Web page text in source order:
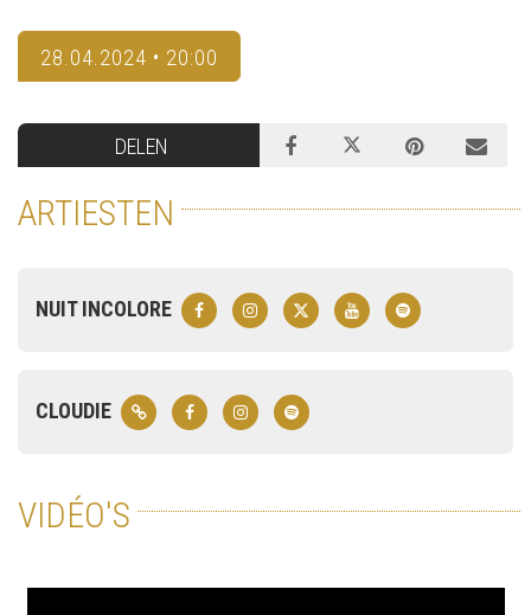
28.04.2024 • 20:00
DELEN
ARTIESTEN
NUIT INCOLORE
CLOUDIE
VIDÉO'S